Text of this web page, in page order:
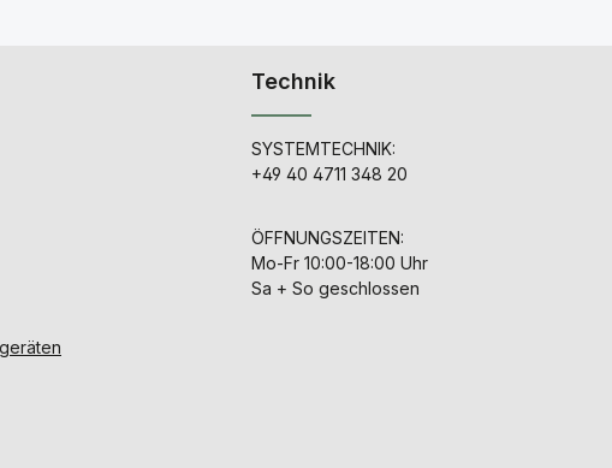
Technik
SYSTEMTECHNIK:
+49 40 4711 348 20
ÖFFNUNGSZEITEN:
Mo-Fr 10:00-18:00 Uhr
Sa + So geschlossen